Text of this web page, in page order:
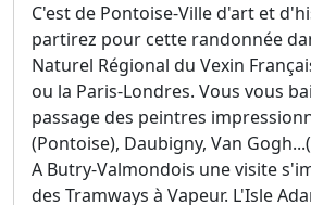
C'est de Pontoise-Ville d'art et
partirez pour cette randonnée
Naturel Régional du Vexin
ou la Paris-Londres. Vous vous
passage des peintres
(Pontoise), Daubigny, Van
A Butry-Valmondois une visite
des Tramways à Vapeur. L'Isle